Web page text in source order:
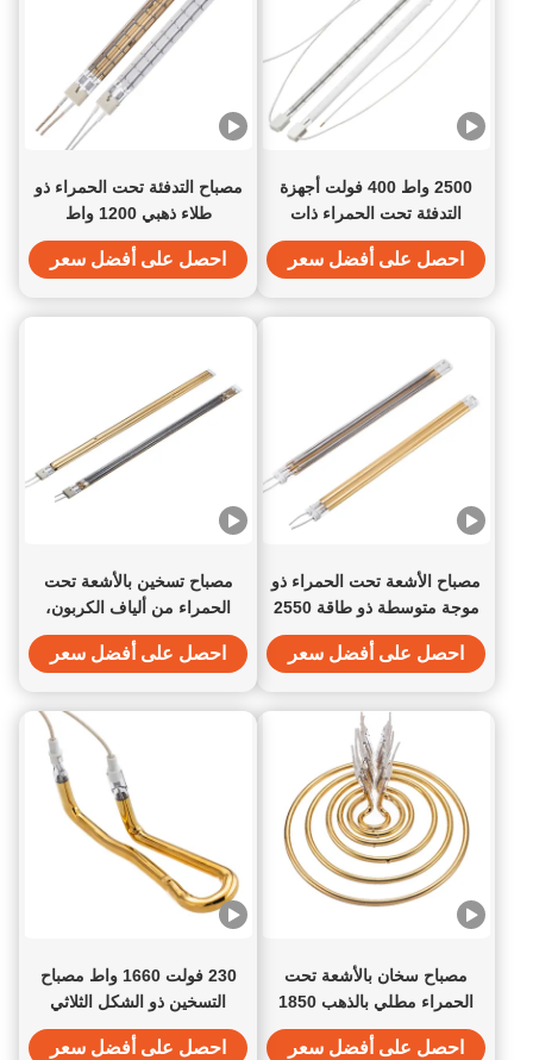
2500 واط 400 فولت أجهزة
التدفئة تحت الحمراء ذات
العاكس الأبيض لآلات التنفس
احصل على أفضل سعر
مصباح التدفئة تحت الحمراء ذو
طلاء ذهبي 1200 واط
احصل على أفضل سعر
مصباح الأشعة تحت الحمراء ذو
موجة متوسطة ذو طاقة 2550
واط
احصل على أفضل سعر
مصباح تسخين بالأشعة تحت
الحمراء من ألياف الكربون،
مزدوج الأنبوب، مطلي بالذهب،
4000 واط
احصل على أفضل سعر
مصباح سخان بالأشعة تحت
الحمراء مطلي بالذهب 1850
واط، حلقة 102 ملم
احصل على أفضل سعر
230 فولت 1660 واط مصباح
التسخين ذو الشكل الثلاثي
الذهبي
احصل على أفضل سعر